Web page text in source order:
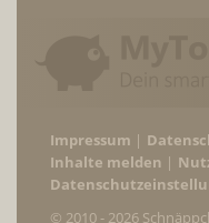
Impressum
Inhalte melden
© 2010 - 2026